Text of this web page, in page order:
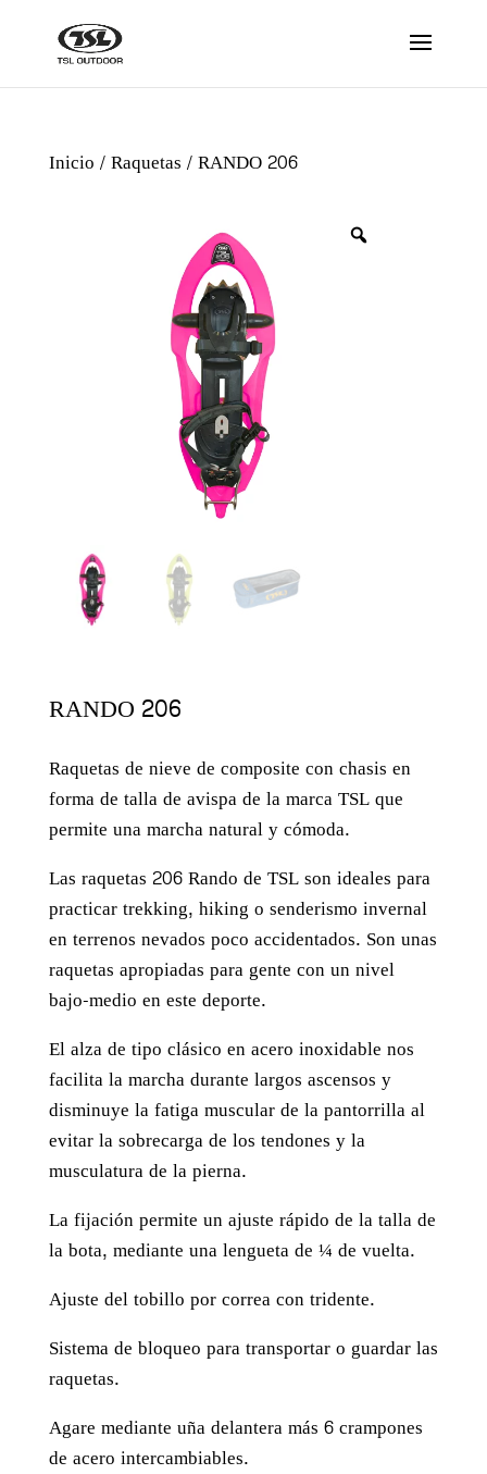
Inicio/Raquetas/ RANDO 206
RANDO 206
Raquetas de nieve de composite con chasis en
forma de talla de avispa de la marca TSL que
permite una marcha natural y cómoda.
Las raquetas 206 Rando de TSL son ideales para
practicar trekking, hiking o senderismo invernal
en terrenos nevados poco accidentados. Son unas
raquetas apropiadas para gente con un nivel
bajo-medio en este deporte.
El alza de tipo clásico en acero inoxidable nos
facilita la marcha durante largos ascensos y
disminuye la fatiga muscular de la pantorrilla al
evitar la sobrecarga de los tendones y la
musculatura de la pierna.
La fijación permite un ajuste rápido de la talla de
la bota, mediante una lengueta de ¼ de vuelta.
Ajuste del tobillo por correa con tridente.
Sistema de bloqueo para transportar o guardar las
raquetas.
Agare mediante uña delantera más 6 crampones
de acero intercambiables.